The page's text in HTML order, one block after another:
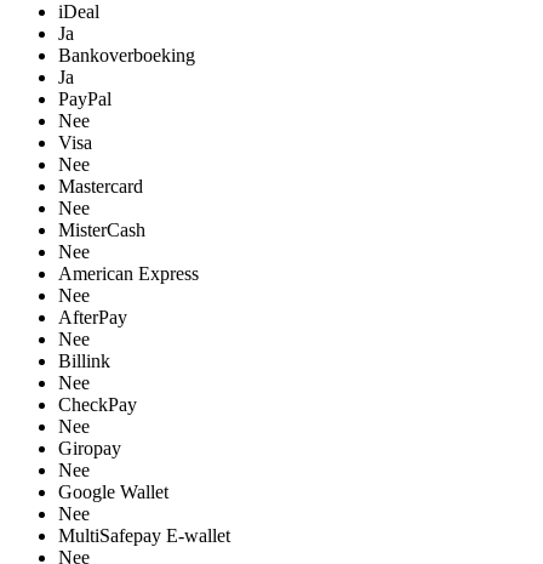
iDeal
Ja
Bankoverboeking
Ja
PayPal
Nee
Visa
Nee
Mastercard
Nee
MisterCash
Nee
American Express
Nee
AfterPay
Nee
Billink
Nee
CheckPay
Nee
Giropay
Nee
Google Wallet
Nee
MultiSafepay E-wallet
Nee